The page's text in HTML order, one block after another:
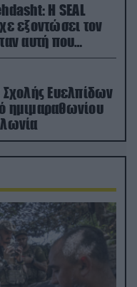
Η SEAL
εξοντώσει τον
αυτή που
του F-15
Ευελπίδων
ημιμαραθωνίου